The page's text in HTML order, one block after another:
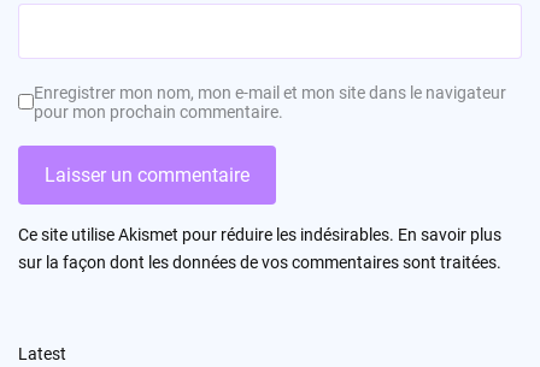
Enregistrer mon nom, mon e-mail et mon site dans le navigateur
pour mon prochain commentaire.
Ce site utilise Akismet pour réduire les indésirables. En savoir plus
sur la façon dont les données de vos commentaires sont traitées.
Latest